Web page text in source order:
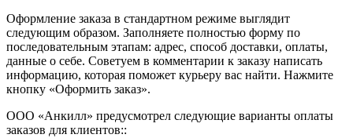
Оформление заказа в стандартном режиме выглядит
следующим образом. Заполняете полностью форму по
последовательным этапам: адрес, способ доставки, оплаты,
данные о себе. Советуем в комментарии к заказу написать
информацию, которая поможет курьеру вас найти. Нажмите
кнопку «Оформить заказ».
ООО «Анкилл» предусмотрел следующие варианты оплаты
заказов для клиентов::